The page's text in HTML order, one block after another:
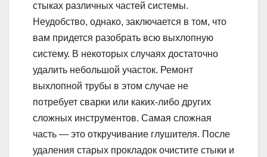
стыках различных частей системы.
Неудобство, однако, заключается в том, что
вам придется разобрать всю выхлопную
систему. В некоторых случаях достаточно
удалить небольшой участок. Ремонт
выхлопной трубы в этом случае не
потребует сварки или каких-либо других
сложных инструментов. Самая сложная
часть — это откручивание глушителя. После
удаления старых прокладок очистите стыки и